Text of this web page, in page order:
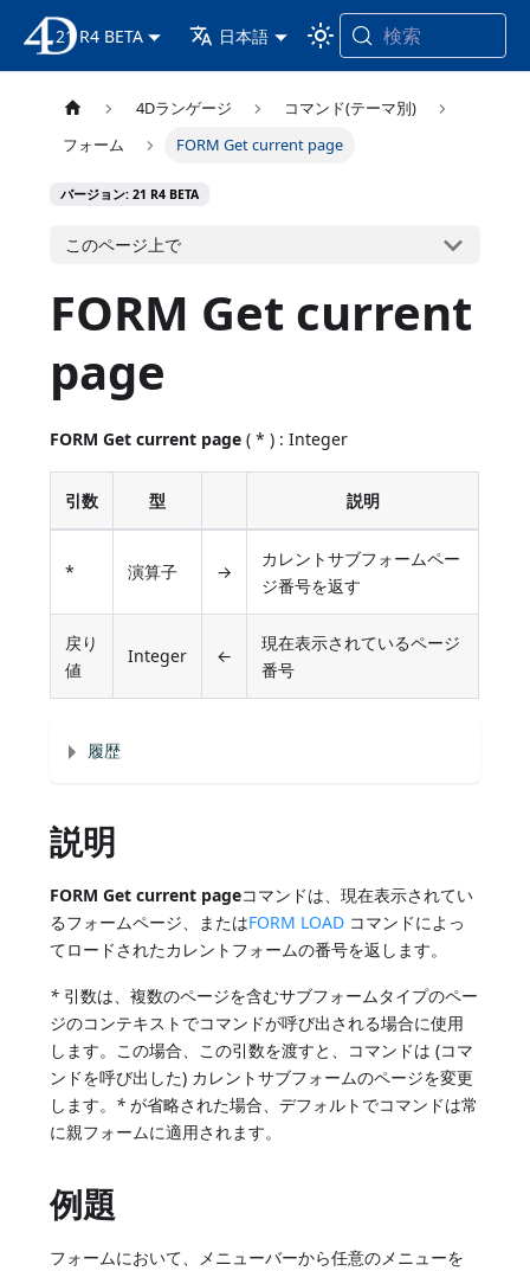
4D ドキュメンテーション
21 R4 BETA 日本語 検索
4Dランゲージ
コマンド(テーマ別)
フォーム
FORM Get current page
バージョン: 21 R4 BETA
このページ上で
FORM Get current
page
FORM Get current page ( * ) : Integer
引数 型 説明
* 演算子 →
カレントサブフォームペー
ジ番号を返す
戻り
値
Integer ←
現在表示されているページ
番号
履歴
説明
FORM Get current pageコマンドは、現在表示されてい
るフォームページ、またはFORM LOAD コマンドによっ
てロードされたカレントフォームの番号を返します。
* 引数は、複数のページを含むサブフォームタイプのペー
ジのコンテキストでコマンドが呼び出される場合に使用
します。この場合、この引数を渡すと、コマンドは (コマ
ンドを呼び出した) カレントサブフォームのページを変更
します。 * が省略された場合、デフォルトでコマンドは常
に親フォームに適用されます。
例題
フォームにおいて、メニューバーから任意のメニューを